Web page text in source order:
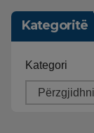
Kategoritë
Kategori